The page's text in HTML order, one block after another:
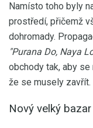
Namísto toho byly
prostředí, přičemž
dohromady.
"Purana Do, Naya
obchody tak, aby
že se musely zavřít.
Nový velký bazar